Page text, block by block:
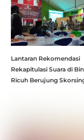
Lantaran Rekomendasi
Rekapitulasi Suara di
Ricuh Berujung